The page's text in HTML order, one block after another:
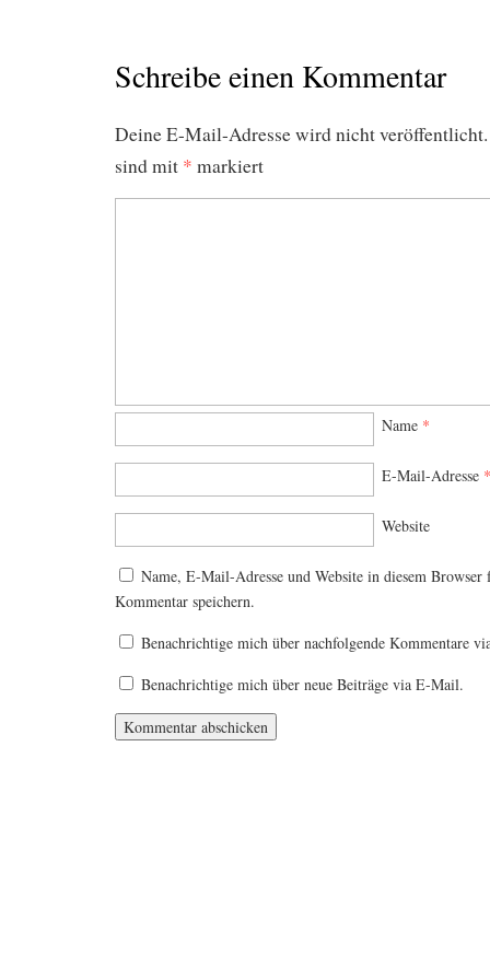
Schreibe einen Kommentar
Deine E-Mail-Adresse wird nicht veröffentlicht.
sind mit * markiert
Name *
E-Mail-Adresse *
Website
Name, E-Mail-Adresse und Website in diesem Browser
Kommentar speichern.
Benachrichtige mich über nachfolgende Kommentare
Benachrichtige mich über neue Beiträge via E-Mail.